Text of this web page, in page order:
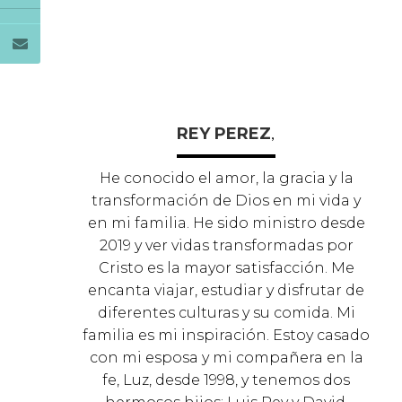
REY PEREZ,
He conocido el amor, la gracia y la
transformación de Dios en mi vida y
en mi familia. He sido ministro desde
2019 y ver vidas transformadas por
Cristo es la mayor satisfacción. Me
encanta viajar, estudiar y disfrutar de
diferentes culturas y su comida. Mi
familia es mi inspiración. Estoy casado
con mi esposa y mi compañera en la
fe, Luz, desde 1998, y tenemos dos